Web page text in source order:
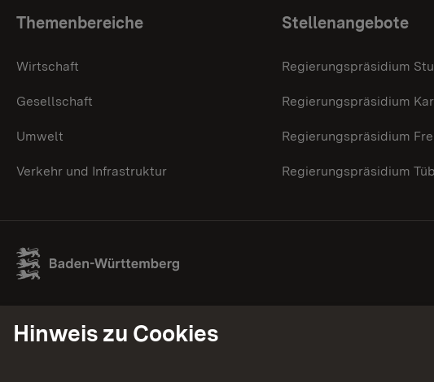
Themenübersicht
Themenbereiche
Wirtschaft
Gesellschaft
Umwelt
Verkehr und Infrastruktur
Stellenangebote
Regierungspräsidium
Regierungspräsidium
Regierungspräsidium
Regierungspräsidium
Hinweis zu Cookies